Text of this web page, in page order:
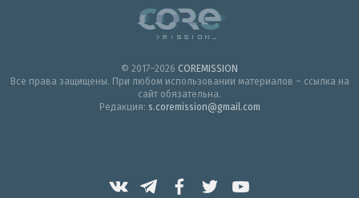
© 2017–2026 COREMISSION
Все права защищены. При любом использовании материалов – ссылка на
сайт обязательна.
Редакция: s.coremission@gmail.com